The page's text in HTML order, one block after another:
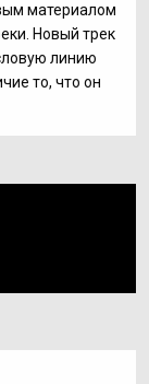
материалом
Новый трек
линию
то, что он